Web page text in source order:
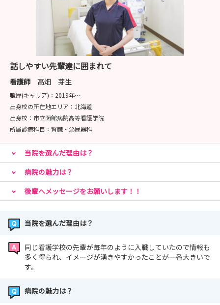
話しやすい先輩達に囲まれて
看護師 高畑 芽生
職歴(キャリア)： 2019年〜
出身校の所在地エリア： 北海道
出身校： 市立函館病院高等看護学院
所属診療科目： 腎臓・泌尿器科
当院を選んだ理由は？
病院の魅力は？
後輩へメッセージをお願いします！！
当院を選んだ理由は？
同じ看護学校の先輩が毎年のように入職していたので情報も
多く得られ、イメージが湧きやすかったことが一番大きいで
す。
病院の魅力は？